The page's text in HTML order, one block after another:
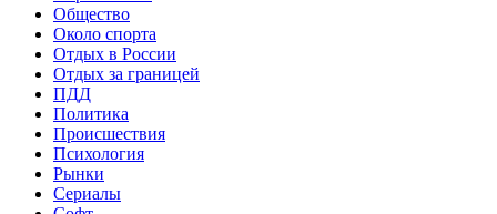
Общество
Около спорта
Отдых в России
Отдых за границей
ПДД
Политика
Происшествия
Психология
Рынки
Сериалы